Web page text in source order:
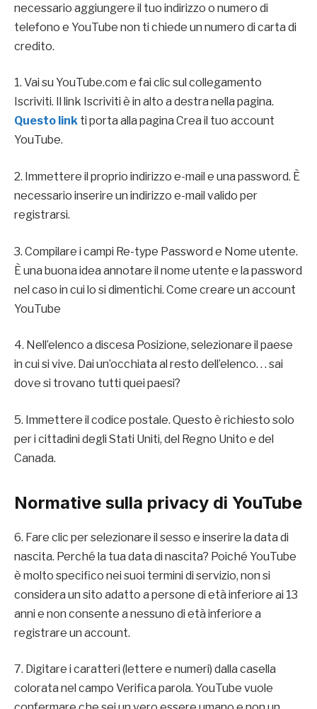
necessario aggiungere il tuo indirizzo o numero di
telefono e YouTube non ti chiede un numero di carta di
credito.
1. Vai su YouTube.com e fai clic sul collegamento
Iscriviti. Il link Iscriviti è in alto a destra nella pagina.
Questo link ti porta alla pagina Crea il tuo account
YouTube.
2. Immettere il proprio indirizzo e-mail e una password. È
necessario inserire un indirizzo e-mail valido per
registrarsi.
3. Compilare i campi Re-type Password e Nome utente.
È una buona idea annotare il nome utente e la password
nel caso in cui lo si dimentichi. Come creare un account
YouTube
4. Nell’elenco a discesa Posizione, selezionare il paese
in cui si vive. Dai un’occhiata al resto dell’elenco. . . sai
dove si trovano tutti quei paesi?
5. Immettere il codice postale. Questo è richiesto solo
per i cittadini degli Stati Uniti, del Regno Unito e del
Canada.
Normative sulla privacy di YouTube
6. Fare clic per selezionare il sesso e inserire la data di
nascita. Perché la tua data di nascita? Poiché YouTube
è molto specifico nei suoi termini di servizio, non si
considera un sito adatto a persone di età inferiore ai 13
anni e non consente a nessuno di età inferiore a
registrare un account.
7. Digitare i caratteri (lettere e numeri) dalla casella
colorata nel campo Verifica parola. YouTube vuole